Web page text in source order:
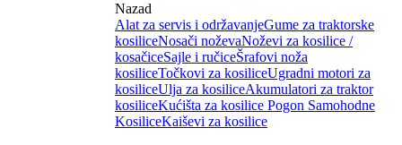
Nazad
Alat za servis i održavanjeGume za traktorske
kosiliceNosači noževaNoževi za kosilice /
kosačiceSajle i ručiceŠrafovi noža
kosiliceTočkovi za kosiliceUgradni motori za
kosiliceUlja za kosiliceAkumulatori za traktor
kosiliceKućišta za kosilice Pogon Samohodne
KosiliceKaiševi za kosilice